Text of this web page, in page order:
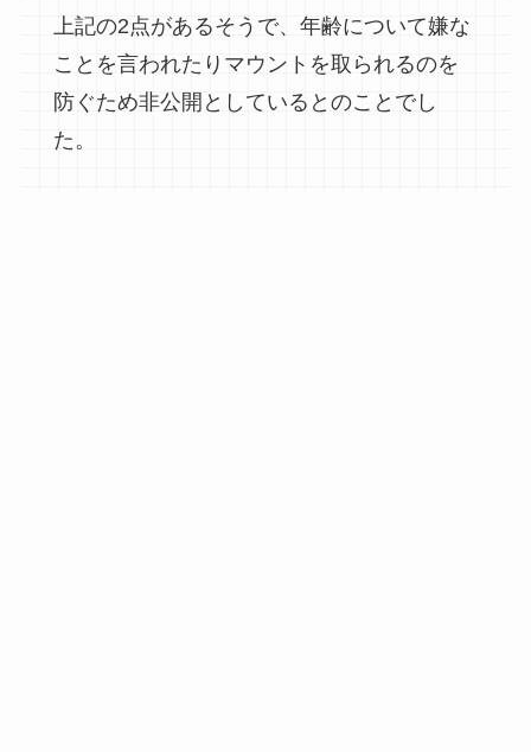
上記の2点があるそうで、年齢について嫌な
ことを言われたりマウントを取られるのを
防ぐため非公開としているとのことでし
た。